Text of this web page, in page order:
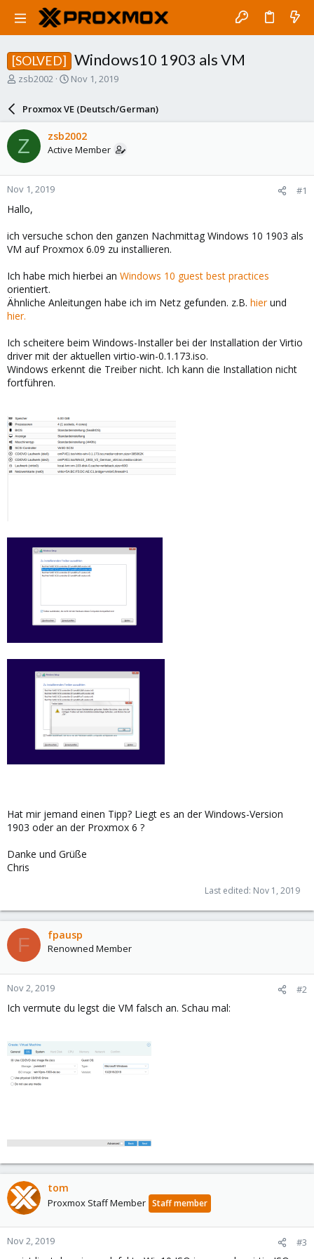
[SOLVED] Windows10 1903 als VM
T
a
d
s
t
a
r
t
e
zsb2002
S
a
r
d
a
e
Nov 1, 2019
Proxmox VE (Deutsch/German)
Z zsb2002
Active Member
Nov 1, 2019 #1
Hallo,
ich versuche schon den ganzen Nachmittag Windows 10 1903 als
VM auf Proxmox 6.09 zu installieren.
Ich habe mich hierbei an Windows 10 guest best practices
orientiert.
Ähnliche Anleitungen habe ich im Netz gefunden. z.B. hierund
hier.
Ich scheitere beim Windows-Installer bei der Installation der Virtio
driver mit der aktuellen virtio-win-0.1.173.iso.
Windows erkennt die Treiber nicht. Ich kann die Installation nicht
fortführen.
Hat mir jemand einen Tipp? Liegt es an der Windows-Version
1903 oder an der Proxmox 6 ?
Danke und Grüße
Chris
Last edited: Nov 1, 2019
F fpausp
Renowned Member
Nov 2, 2019 #2
Ich vermute du legst die VM falsch an. Schau mal:
tom
Proxmox Staff Member Staff member
Nov 2, 2019 #3